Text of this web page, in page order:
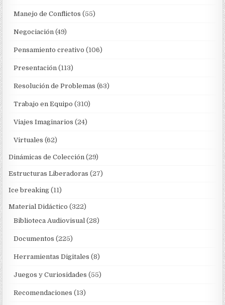
Manejo de Conflictos (55)
Negociación (49)
Pensamiento creativo (106)
Presentación (113)
Resolución de Problemas (63)
Trabajo en Equipo (310)
Viajes Imaginarios (24)
Virtuales (62)
Dinámicas de Colección (29)
Estructuras Liberadoras (27)
Ice breaking (11)
Material Didáctico (322)
Biblioteca Audiovisual (28)
Documentos (225)
Herramientas Digitales (8)
Juegos y Curiosidades (55)
Recomendaciones (13)